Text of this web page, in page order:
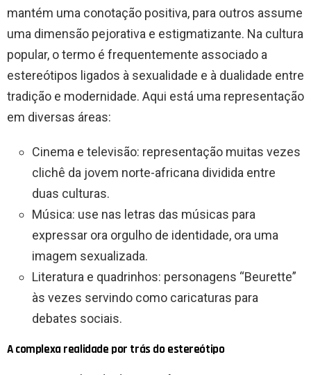
mantém uma conotação positiva, para outros assume
uma dimensão pejorativa e estigmatizante. Na cultura
popular, o termo é frequentemente associado a
estereótipos ligados à sexualidade e à dualidade entre
tradição e modernidade. Aqui está uma representação
em diversas áreas:
Cinema e televisão: representação muitas vezes
clichê da jovem norte-africana dividida entre
duas culturas.
Música: use nas letras das músicas para
expressar ora orgulho de identidade, ora uma
imagem sexualizada.
Literatura e quadrinhos: personagens “Beurette”
às vezes servindo como caricaturas para
debates sociais.
A complexa realidade por trás do estereótipo